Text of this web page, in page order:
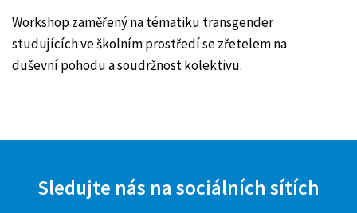
Workshop zaměřený na tématiku transgender
studujících ve školním prostředí se zřetelem na
duševní pohodu a soudržnost kolektivu.
Sledujte nás na sociálních sítích